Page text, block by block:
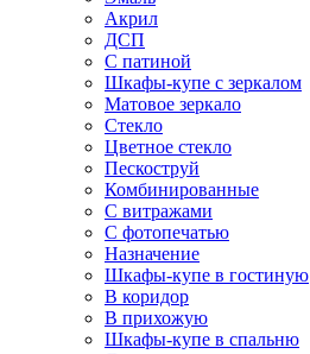
Акрил
ДСП
С патиной
Шкафы-купе с зеркалом
Матовое зеркало
Стекло
Цветное стекло
Пескоструй
Комбинированные
С витражами
С фотопечатью
Назначение
Шкафы-купе в гостиную
В коридор
В прихожую
Шкафы-купе в спальню